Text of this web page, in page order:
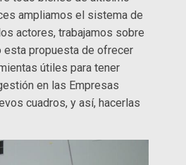
ampliamos el sistema de
actores, trabajamos sobre
esta propuesta de ofrecer
útiles para tener
en las Empresas
cuadros, y así, hacerlas